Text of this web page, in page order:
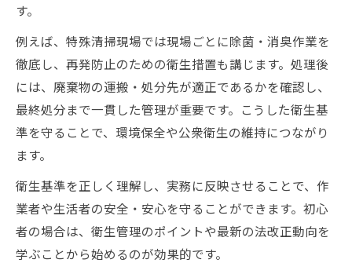
す。
例えば、特殊清掃現場では現場ごとに除菌・消臭作業を
徹底し、再発防止のための衛生措置も講じます。処理後
には、廃棄物の運搬・処分先が適正であるかを確認し、
最終処分まで一貫した管理が重要です。こうした衛生基
準を守ることで、環境保全や公衆衛生の維持につながり
ます。
衛生基準を正しく理解し、実務に反映させることで、作
業者や生活者の安全・安心を守ることができます。初心
者の場合は、衛生管理のポイントや最新の法改正動向を
学ぶことから始めるのが効果的です。